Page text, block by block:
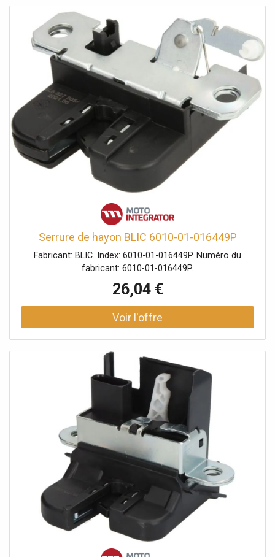
Serrure de hayon BLIC 6010-01-016449P
Fabricant: BLIC. Index: 6010-01-016449P. Numéro du
fabricant: 6010-01-016449P.
26,04 €